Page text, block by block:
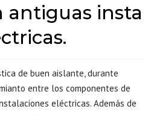
antiguas insta
de buen aislante, durante
entre los componentes de
eléctricas. Además de